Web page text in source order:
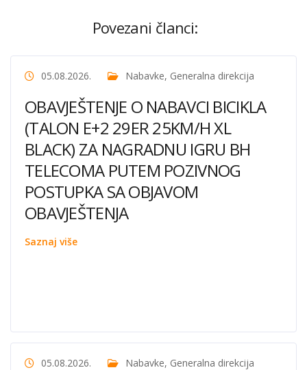
Povezani članci:
05.08.2026. Nabavke, Generalna direkcija
OBAVJEŠTENJE O NABAVCI BICIKLA
(TALON E+2 29ER 25KM/H XL
BLACK) ZA NAGRADNU IGRU BH
TELECOMA PUTEM POZIVNOG
POSTUPKA SA OBJAVOM
OBAVJEŠTENJA
Saznaj više
05.08.2026. Nabavke, Generalna direkcija